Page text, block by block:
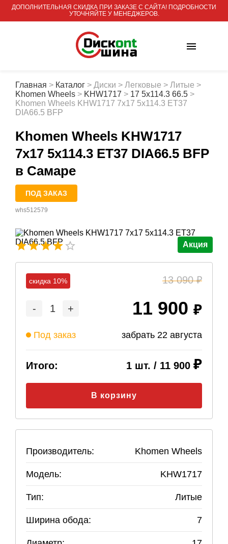
ДОПОЛНИТЕЛЬНАЯ СКИДКА ПРИ ЗАКАЗЕ С САЙТА! ПОДРОБНОСТИ
УТОЧНЯЙТЕ У МЕНЕДЖЕРОВ.
Главная > Каталог > Диски > Легковые > Литые >
Khomen Wheels > KHW1717 > 17 5x114.3 66.5 >
Khomen Wheels KHW1717 7x17 5x114.3 ET37
DIA66.5 BFP
Khomen Wheels KHW1717
7x17 5x114.3 ET37 DIA66.5 BFP
в Самаре
ПОД ЗАКАЗ
whs512579
Акция
скидка 10% 13 090
- 1 + 11 900
Под заказ забрать 22 августа
Итого: 1 шт. / 11 900
В корзину
Производитель: Khomen Wheels
Модель: KHW1717
Тип: Литые
Ширина обода: 7